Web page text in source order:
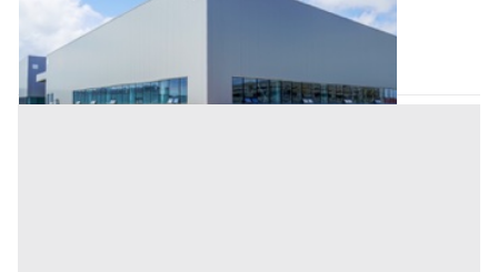
Casale di Scodosia
Codice asta:
Asta chiusa